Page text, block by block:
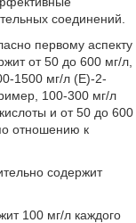
соединений.
первому аспекту
от 50 до 600 мг/л,
1500 мг/л (Е)-2-
100-300 мг/л
и от 50 до 600
отношению к
содержит
100 мг/л каждого